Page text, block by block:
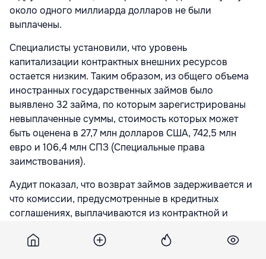
около одного миллиарда долларов не были
выплачены.
Специалисты установили, что уровень
капитализации контрактных внешних ресурсов
остается низким. Таким образом, из общего объема
иностранных государственных займов было
выявлено 32 займа, по которым зарегистрированы
невыплаченные суммы, стоимость которых может
быть оценена в 27,7 млн долларов США, 742,5 млн
евро и 106,4 млн СПЗ (Специальные права
заимствования).
Аудит показал, что возврат займов задерживается и
что комиссии, предусмотренные в кредитных
соглашениях, выплачиваются из контрактной и
дополнительным расходам в бюджете. Так, в 2010-